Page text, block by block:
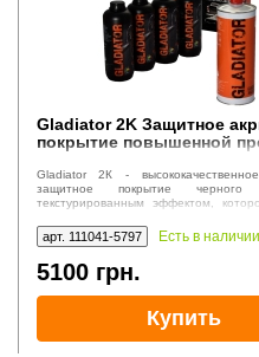
Gladiator 2K Защитное
покрытие повышенной
Gladiator 2К -
защитное покрытие
текстурированным эффектом,
арт. 111041-5797 Есть в наличии
5100 грн.
Купить